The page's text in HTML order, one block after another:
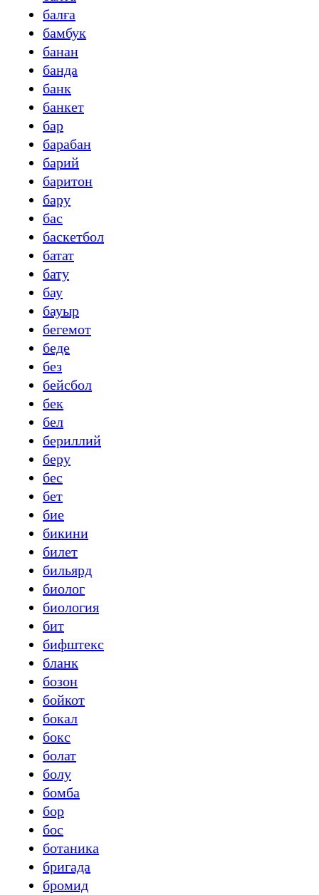
балға
бамбук
банан
банда
банк
банкет
бар
барабан
барий
баритон
бару
бас
баскетбол
батат
бату
бау
бауыр
бегемот
беде
без
бейсбол
бек
бел
бериллий
беру
бес
бет
бие
бикини
билет
бильярд
биолог
биология
бит
бифштекс
бланк
бозон
бойкот
бокал
бокс
болат
болу
бомба
бор
бос
ботаника
бригада
бромид